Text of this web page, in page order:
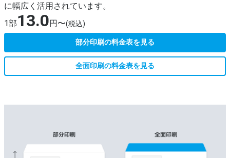
に幅広く活用されています。
1部13.0円〜(税込)
部分印刷の料金表を見る
全面印刷の料金表を見る